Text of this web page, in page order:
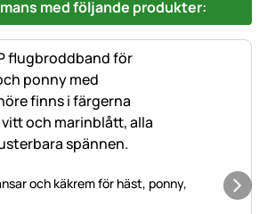
med följande produkter:
och käkrem för häst, ponny,